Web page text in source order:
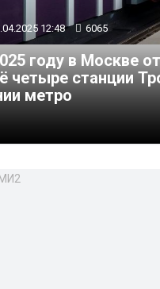
12:48 6065
году в Москве
четыре станции
метро